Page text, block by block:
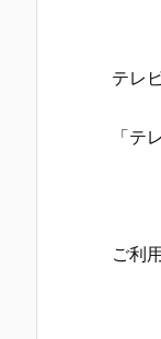
テレ
「テ
ご利